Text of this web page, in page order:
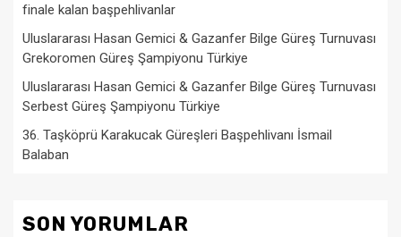
finale kalan başpehlivanlar
Uluslararası Hasan Gemici & Gazanfer Bilge Güreş Turnuvası
Grekoromen Güreş Şampiyonu Türkiye
Uluslararası Hasan Gemici & Gazanfer Bilge Güreş Turnuvası
Serbest Güreş Şampiyonu Türkiye
36. Taşköprü Karakucak Güreşleri Başpehlivanı İsmail
Balaban
SON YORUMLAR